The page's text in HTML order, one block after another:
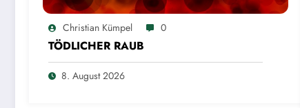
Christian Kümpel 0
TÖDLICHER RAUB
8. August 2026